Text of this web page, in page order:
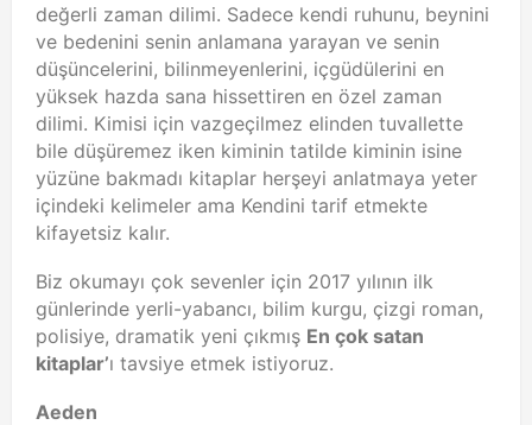
değerli zaman dilimi. Sadece kendi ruhunu, beynini
ve bedenini senin anlamana yarayan ve senin
düşüncelerini, bilinmeyenlerini, içgüdülerini en
yüksek hazda sana hissettiren en özel zaman
dilimi. Kimisi için vazgeçilmez elinden tuvallette
bile düşüremez iken kiminin tatilde kiminin isine
yüzüne bakmadı kitaplar herşeyi anlatmaya yeter
içindeki kelimeler ama Kendini tarif etmekte
kifayetsiz kalır.
Biz okumayı çok sevenler için 2017 yılının ilk
günlerinde yerli-yabancı, bilim kurgu, çizgi roman,
polisiye, dramatik yeni çıkmış En çok satan
kitaplar’ı tavsiye etmek istiyoruz.
Aeden